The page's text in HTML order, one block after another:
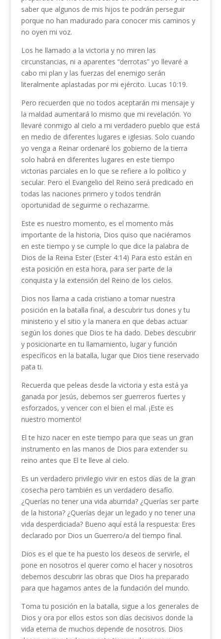
saber que algunos de mis hijos te podrán perseguir
porque no han madurado para conocer mis caminos y
no oyen mi voz.
Los he llamado a la victoria y no miren las
circunstancias, ni a aparentes “derrotas” yo llevaré a
cabo mi plan y las fuerzas del enemigo serán
literalmente aplastadas por mi ejército. Lucas 10:19.
Pero recuerden que no todos aceptarán mi mensaje y
la maldad aumentará lo mismo que mi revelación. Yo
llevaré conmigo al cielo a mi verdadero pueblo que está
en medio de diferentes lugares e iglesias. Solo cuando
yo venga a Reinar ordenaré los gobierno de la tierra
solo habrá en diferentes lugares en este tiempo
victorias parciales en lo que se refiere a lo político y
secular. Pero el Evangelio del Reino será predicado en
todas las naciones primero y todos tendrán
oportunidad de seguirme o rechazarme.
Este es nuestro momento, es el momento más
importante de la historia, Dios quiso que naciéramos
en este tiempo y se cumple lo que dice la palabra de
Dios de la Reina Ester (Ester 4:14) Para esto están en
esta posición en esta hora, para ser parte de la
conquista y la extensión del Reino de los cielos.
Dios nos llama a cada cristiano a tomar nuestra
posición en la batalla final, a descubrir tus dones y tu
ministerio y el sitio y la manera en que debas actuar
según los dones que Dios te ha dado. Debes descubrir
y posicionarte en tu llamamiento, lugar y función
específicos en la batalla, lugar que Dios tiene reservado
pata ti.
Recuerda que peleas desde la victoria y esta está ya
ganada por Jesús, debemos ser guerreros fuertes y
esforzados, y vencer con el bien el mal. ¡Este es
nuestro momento!
El te hizo nacer en este tiempo para que seas un gran
instrumento en las manos de Dios para extender su
reino antes que El te lleve al cielo.
Es un verdadero privilegio vivir en estos días de la gran
cosecha pero también es un verdadero desafío.
¿Querías no tener una vida aburrida? ¿Querías ser parte
de la historia? ¿Querías dejar un legado y no tener una
vida desperdiciada? Bueno aquí está la respuesta: Eres
declarado por Dios un Guerrero/a del tiempo final.
Dios es el que te ha puesto los deseos de servirle, el
pone en nosotros el querer como el hacer y nosotros
debemos descubrir las obras que Dios ha preparado
para que hagamos antes de la fundación del mundo.
Toma tu posición en la batalla, sigue a los generales de
Dios y ora por ellos estos son días decisivos donde la
vida eterna de muchos depende de nosotros. Dios